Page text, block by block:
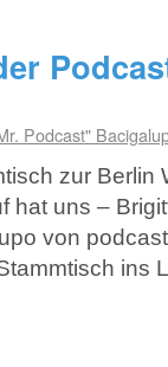
Podcast"
zur Berlin
hat uns –
von
ins